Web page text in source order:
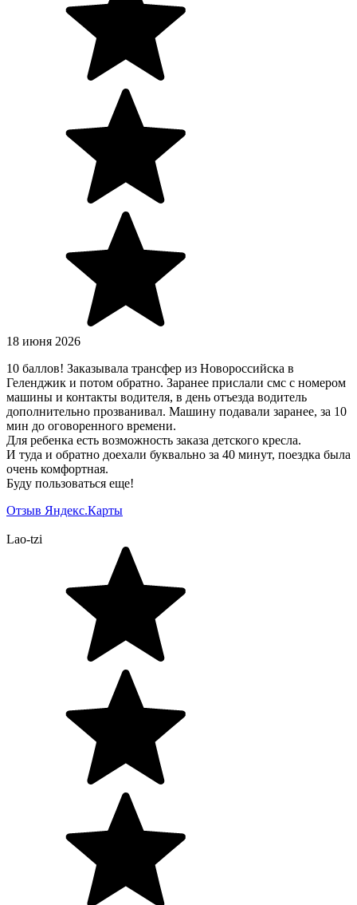
18 июня 2026
10 баллов! Заказывала трансфер из Новороссийска в
Геленджик и потом обратно. Заранее прислали смс с номером
машины и контакты водителя, в день отъезда водитель
дополнительно прозванивал. Машину подавали заранее, за 10
мин до оговоренного времени.
Для ребенка есть возможность заказа детского кресла.
И туда и обратно доехали буквально за 40 минут, поездка была
очень комфортная.
Буду пользоваться еще!
Отзыв Яндекс.Карты
Lao-tzi